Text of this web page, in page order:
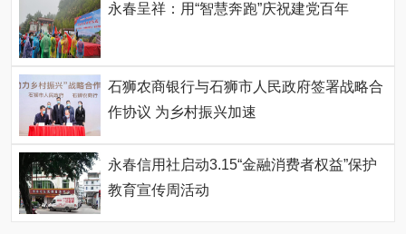
永春呈祥：用“智慧奔跑”庆祝建党百年
石狮农商银行与石狮市人民政府签署战略合
作协议 为乡村振兴加速
永春信用社启动3.15“金融消费者权益”保护
教育宣传周活动